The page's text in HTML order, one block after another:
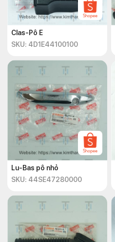
Clas-Pô E
SKU: 4D1E44100100
Lu-Bas pô nhỏ
SKU: 44SE47280000